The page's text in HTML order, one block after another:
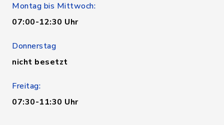
Montag bis Mittwoch:
07:00-12:30 Uhr
Donnerstag
nicht besetzt
Freitag:
07:30-11:30 Uhr